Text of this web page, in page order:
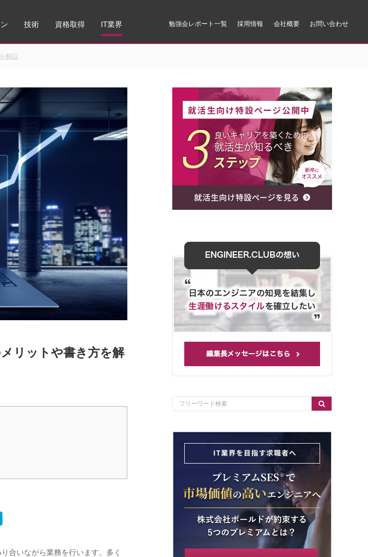
技術 資格取得 IT業界 勉強会レポート一覧 採用情報 会社概要 お問い合わせ
解説
リットや書き方を解
合いながら業務を行います。多く